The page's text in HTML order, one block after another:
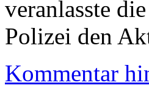
veranlasste
Polizei den
Kommentar